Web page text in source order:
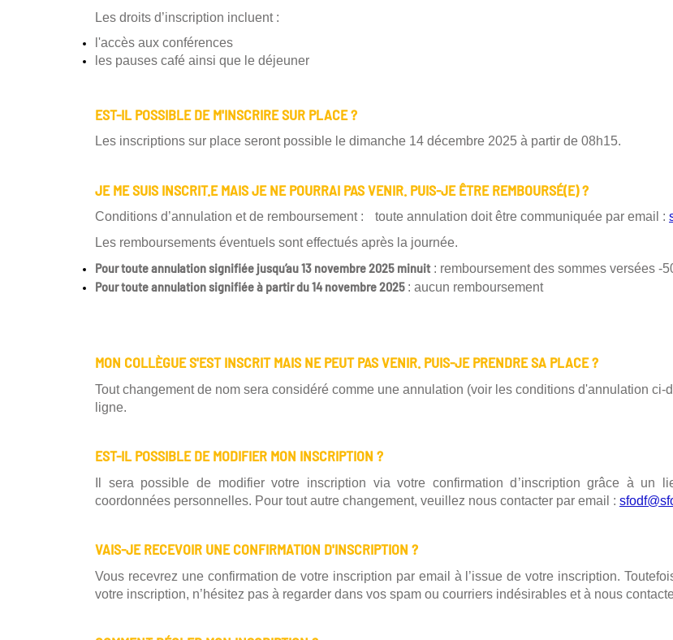
Les droits d’inscription incluent :
l'accès aux conférences
les pauses café ainsi que le déjeuner
EST-IL POSSIBLE DE M'INSCRIRE SUR PLACE ?
Les inscriptions sur place seront possible le dimanche 14 décembre 2025 à partir de 08h15.
JE ME SUIS INSCRIT.E MAIS JE NE POURRAI PAS VENIR. PUIS-JE ÊTRE REMBOURSÉ(E) ?
Conditions d’annulation et de remboursement : toute annulation doit être communiquée par email :
Les remboursements éventuels sont effectués après la journée.
Pour toute annulation signifiée jusqu’au 13 novembre 2025 minuit: remboursement des sommes versées -
Pour toute annulation signifiée à partir du 14 novembre 2025 : aucun remboursement
MON COLLÈGUE S'EST INSCRIT MAIS NE PEUT PAS VENIR. PUIS-JE PRENDRE SA PLACE ?
Tout changement de nom sera considéré comme une annulation (voir les conditions d'annulation
ligne.
EST-IL POSSIBLE DE MODIFIER MON INSCRIPTION ?
Il sera possible de modifier votre inscription via votre confirmation d’inscription grâce à un
coordonnées personnelles. Pour tout autre changement, veuillez nous contacter par email :
VAIS-JE RECEVOIR UNE CONFIRMATION D'INSCRIPTION ?
Vous recevrez une confirmation de votre inscription par email à l’issue de votre inscription.
votre inscription, n’hésitez pas à regarder dans vos spam ou courriers indésirables et à nous